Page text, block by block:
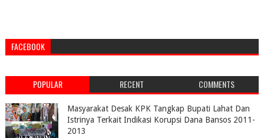
FACEBOOK
POPULAR RECENT COMMENTS
Masyarakat Desak KPK Tangkap Bupati Lahat Dan
Istrinya Terkait Indikasi Korupsi Dana Bansos 2011-
2013